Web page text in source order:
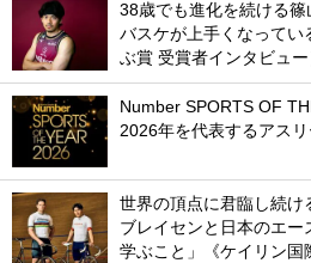
38歳でも進化を続ける
バスケが上手くなってい
ぶ賞 受賞者インタビュー
Number SPORTS OF
2026年を代表するアス
世界の頂点に君臨し続け
ブレイセンと日本のエー
学ぶこと」《ケイリン国